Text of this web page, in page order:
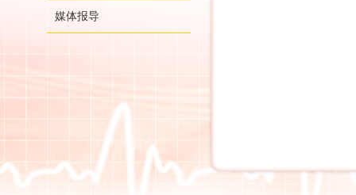
媒体报导